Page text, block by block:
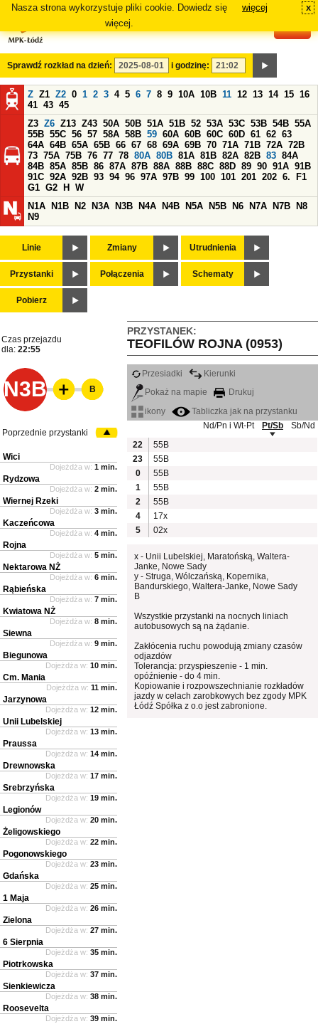
Nasza strona wykorzystuje pliki cookie. Dowiedz się
więcej.
więcej x
Sprawdź rozkład na dzień: i godzinę:
Z Z1 Z2 0 1 2 3 4 5 6 7 8 9 10A 10B 11 12 13 14 15 16
41 43 45
Z3 Z6 Z13 Z43 50A 50B 51A 51B 52 53A 53C 53B 54B 55A
55B 55C 56 57 58A 58B 59 60A 60B 60C 60D 61 62 63
64A 64B 65A 65B 66 67 68 69A 69B 70 71A 71B 72A 72B
73 75A 75B 76 77 78 80A 80B 81A 81B 82A 82B 83 84A
84B 85A 85B 86 87A 87B 88A 88B 88C 88D 89 90 91A 91B
91C 92A 92B 93 94 96 97A 97B 99 100 101 201 202 6.
F1
G1 G2 H
W
N1A
N1B N2 N3A N3B N4A N4B N5A N5B N6 N7A N7B
N8
N9
Linie Zmiany Utrudnienia
Przystanki Połączenia Schematy
Pobierz
PRZYSTANEK:
TEOFILÓW ROJNA (0953)
Czas przejazdu
dla: 22:55
N3B
Przesiadki
Kierunki
Pokaż na mapie
Drukuj
ikony
Tabliczka jak na przystanku
Nd/Pn i Wt-Pt
Pt/Sb
Sb/Nd
22
55B
23
55B
0
55B
1
55B
2
55B
4
17x
5
02x
x - Unii Lubelskiej, Maratońską, Waltera-
Janke, Nowe Sady
y - Struga, Wólczańską, Kopernika,
Bandurskiego, Waltera-Janke, Nowe Sady
B
Wszystkie przystanki na nocnych liniach
autobusowych są na żądanie.
Zakłócenia ruchu powodują zmiany czasów
odjazdów
Tolerancja: przyspieszenie - 1 min.
opóźnienie - do 4 min.
Kopiowanie i rozpowszechnianie rozkładów
jazdy w celach zarobkowych bez zgody MPK
Łódź Spółka z o.o jest zabronione.
B
Poprzednie przystanki
Wici
Dojeżdża w: 1 min.
Rydzowa
Dojeżdża w: 2 min.
Wiernej Rzeki
Dojeżdża w: 3 min.
Kaczeńcowa
Dojeżdża w: 4 min.
Rojna
Dojeżdża w: 5 min.
Nektarowa NŻ
Dojeżdża w: 6 min.
Rąbieńska
Dojeżdża w: 7 min.
Kwiatowa NŻ
Dojeżdża w: 8 min.
Siewna
Dojeżdża w: 9 min.
Biegunowa
Dojeżdża w: 10 min.
Cm. Mania
Dojeżdża w: 11 min.
Jarzynowa
Dojeżdża w: 12 min.
Unii Lubelskiej
Dojeżdża w: 13 min.
Praussa
Dojeżdża w: 14 min.
Drewnowska
Dojeżdża w: 17 min.
Srebrzyńska
Dojeżdża w: 19 min.
Legionów
Dojeżdża w: 20 min.
Żeligowskiego
Dojeżdża w: 22 min.
Pogonowskiego
Dojeżdża w: 23 min.
Gdańska
Dojeżdża w: 25 min.
1 Maja
Dojeżdża w: 26 min.
Zielona
Dojeżdża w: 27 min.
6 Sierpnia
Dojeżdża w: 35 min.
Piotrkowska
Dojeżdża w: 37 min.
Sienkiewicza
Dojeżdża w: 38 min.
Roosevelta
Dojeżdża w: 39 min.